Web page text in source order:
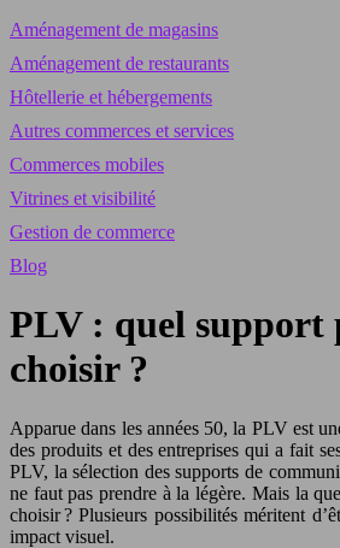
Aménagement de magasins
Aménagement de restaurants
Hôtellerie et hébergements
Autres commerces et services
Commerces mobiles
Vitrines et visibilité
Gestion de commerce
Blog
PLV : quel
choisir ?
Apparue dans les années 50, la PLV est
des produits et des entreprises qui a fait
PLV, la sélection des supports de
ne faut pas prendre à la légère. Mais la
choisir ? Plusieurs possibilités méritent
impact visuel.